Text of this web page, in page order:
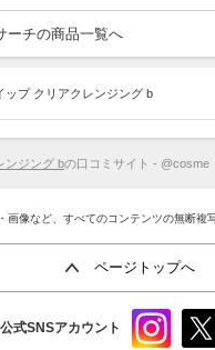
ーチの商品一覧へ
ップ クリアクレンジング b
ンジング bの口コミサイト - @cosme
画像など、すべてのコンテンツの無断複
ページトップへ
公式SNSアカウント